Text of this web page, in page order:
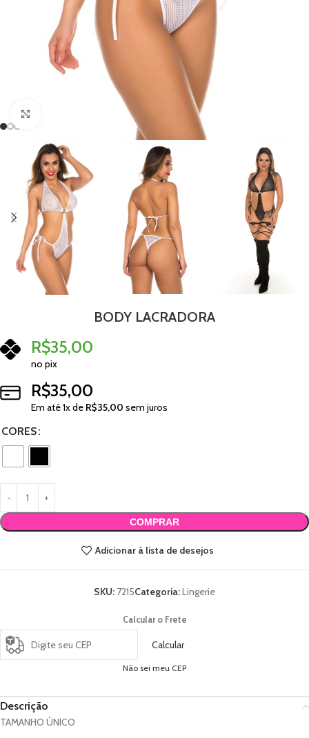
BODY LACRADORA
R$35,00
no pix
R$35,00
Em até1x de R$35,00 sem juros
CORES
COMPRAR
Adicionar à lista de desejos
SKU: 7215Categoria:Lingerie
Calcular o Frete
Calcular
Não sei meu CEP
Descrição
TAMANHO ÚNICO